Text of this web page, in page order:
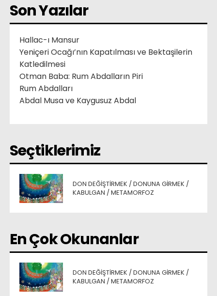
Son Yazılar
Hallac-ı Mansur
Yeniçeri Ocağı’nın Kapatılması ve Bektaşilerin
Katledilmesi
Otman Baba: Rum Abdalların Piri
Rum Abdalları
Abdal Musa ve Kaygusuz Abdal
Seçtiklerimiz
DON DEĞIŞTIRMEK / DONUNA GIRMEK /
KABULGAN / METAMORFOZ
En Çok Okunanlar
DON DEĞIŞTIRMEK / DONUNA GIRMEK /
KABULGAN / METAMORFOZ